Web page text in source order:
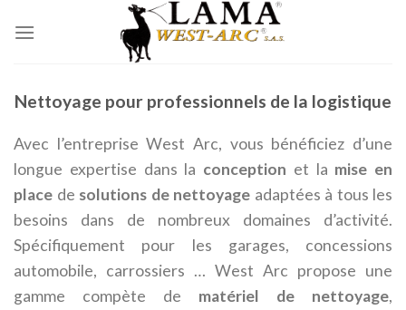
Nettoyage pour professionnels de la logistique
Avec l’entreprise West Arc, vous bénéficiez d’une
longue expertise dans la conception et la mise en
place de solutions de nettoyage adaptées à tous les
besoins dans de nombreux domaines d’activité.
Spécifiquement pour les garages, concessions
automobile, carrossiers … West Arc propose une
gamme compète de matériel de nettoyage,